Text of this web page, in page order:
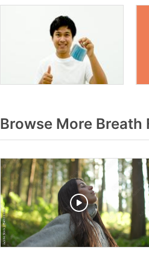
Browse More